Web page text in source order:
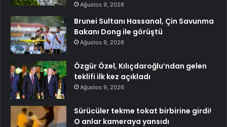
Ağustos 9, 2026
Brunei Sultanı Hassanal, Çin Savunma
Bakanı Dong ile görüştü
Ağustos 9, 2026
Özgür Özel, Kılıçdaroğlu’ndan gelen
teklifi ilk kez açıkladı
Ağustos 9, 2026
Sürücüler tekme tokat birbirine girdi!
O anlar kameraya yansıdı